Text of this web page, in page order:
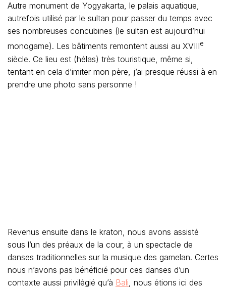
Autre monument de Yogyakarta, le palais aquatique,
autrefois utilisé par le sultan pour passer du temps avec
ses nombreuses concubines (le sultan est aujourd’hui
monogame). Les bâtiments remontent aussi au XVIIIe
siècle. Ce lieu est (hélas) très touristique, même si,
tentant en cela d’imiter mon père, j’ai presque réussi à en
prendre une photo sans personne !
Revenus ensuite dans le kraton, nous avons assisté
sous l’un des préaux de la cour, à un spectacle de
danses traditionnelles sur la musique des gamelan. Certes
nous n’avons pas bénéﬁcié pour ces danses d’un
contexte aussi privilégié qu’à Bali , nous étions ici des